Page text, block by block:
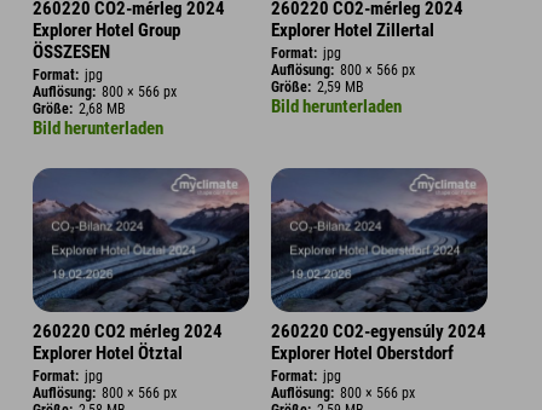
260220 CO2-mérleg 2024
Explorer Hotel Group
ÖSSZESEN
Format: jpg
Auflösung: 800 × 566 px
Größe: 2,68 MB
Bild herunterladen
260220 CO2-mérleg 2024
Explorer Hotel Zillertal
Format: jpg
Auflösung: 800 × 566 px
Größe: 2,59 MB
Bild herunterladen
260220 CO2 mérleg 2024
Explorer Hotel Ötztal
Format: jpg
Auflösung: 800 × 566 px
260220 CO2-egyensúly 2024
Explorer Hotel Oberstdorf
Format: jpg
Auflösung: 800 × 566 px